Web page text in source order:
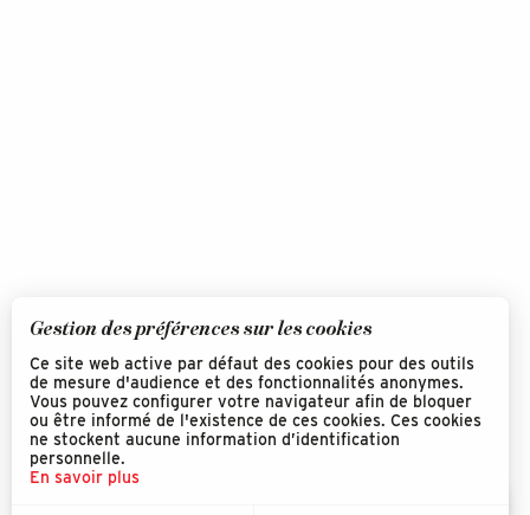
Gestion des préférences sur les cookies
Ce site web active par défaut des cookies pour des outils
de mesure d'audience et des fonctionnalités anonymes.
Vous pouvez configurer votre navigateur afin de bloquer
ou être informé de l'existence de ces cookies. Ces cookies
ne stockent aucune information d’identification
personnelle.
En savoir plus